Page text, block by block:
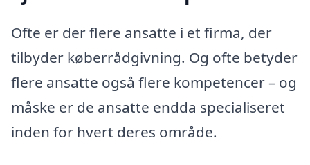
Ofte er der flere ansatte i et firma, der
tilbyder køberrådgivning. Og ofte betyder
flere ansatte også flere kompetencer – og
måske er de ansatte endda specialiseret
inden for hvert deres område.